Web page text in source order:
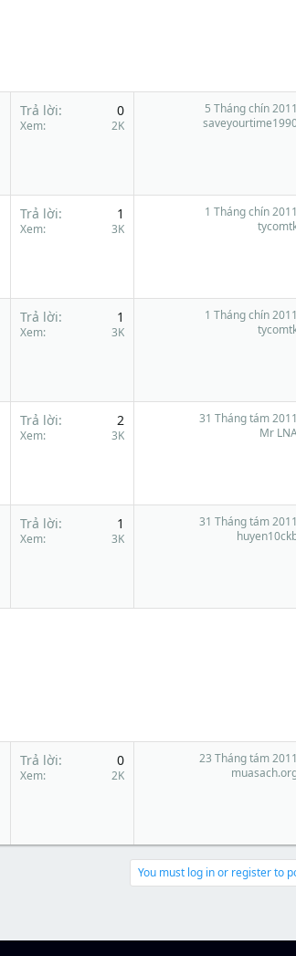
Trả lời 0
Xem 2K
5 Tháng chín 2011
Trả lời 1
Xem 3K
1 Tháng chín 2011
Trả lời 1
Xem 3K
1 Tháng chín 2011
Trả lời 2
Xem 3K
31 Tháng tám 2011
Mr
Trả lời 1
Xem 3K
31 Tháng tám 2011
Trả lời 0
Xem 2K
23 Tháng tám 2011
You must log in or register to